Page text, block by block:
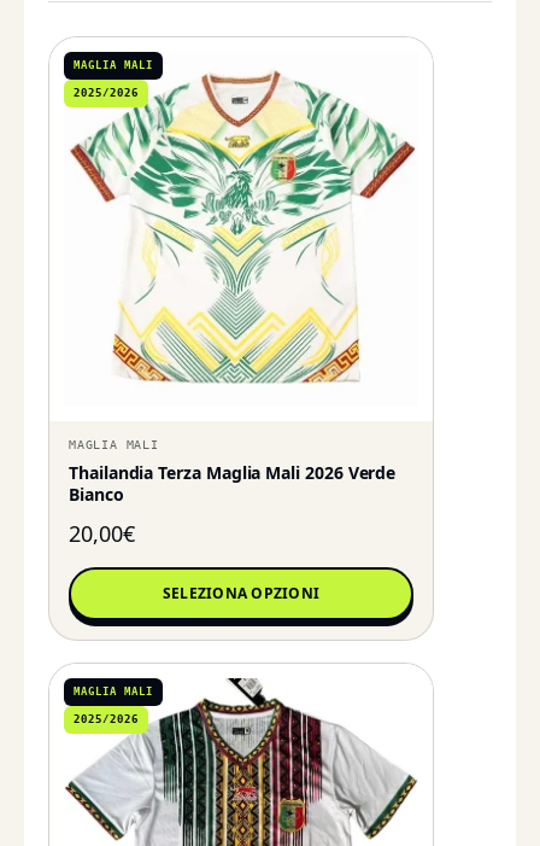
MAGLIA MALI
2025/2026
MAGLIA MALI
Thailandia Terza Maglia Mali 2026 Verde
Bianco
20,00€
SELEZIONA OPZIONI
MAGLIA MALI
2025/2026